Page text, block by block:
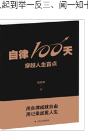
到举一反三、闻一知